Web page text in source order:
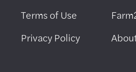
Terms of Use
Privacy Policy